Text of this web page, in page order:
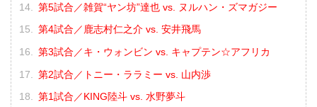
第5試合／雑賀“ヤン坊”達也 vs. ヌルハン・ズマガジー
第4試合／鹿志村仁之介 vs. 安井飛馬
第3試合／キ・ウォンビン vs. キャプテン☆アフリカ
第2試合／トニー・ララミー vs. 山内渉
第1試合／KING陸斗 vs. 水野夢斗